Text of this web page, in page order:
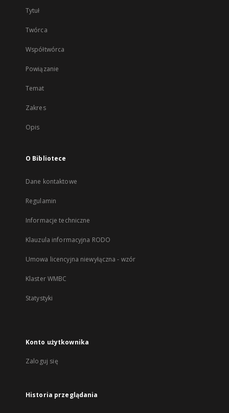
Tytuł
Twórca
Współtwórca
Powiązanie
Temat
Zakres
Opis
O Bibliotece
Dane kontaktowe
Regulamin
Informacje techniczne
Klauzula informacyjna RODO
Umowa licencyjna niewyłączna - wzór
Klaster WMBC
Statystyki
Konto użytkownika
Zaloguj się
Historia przeglądania